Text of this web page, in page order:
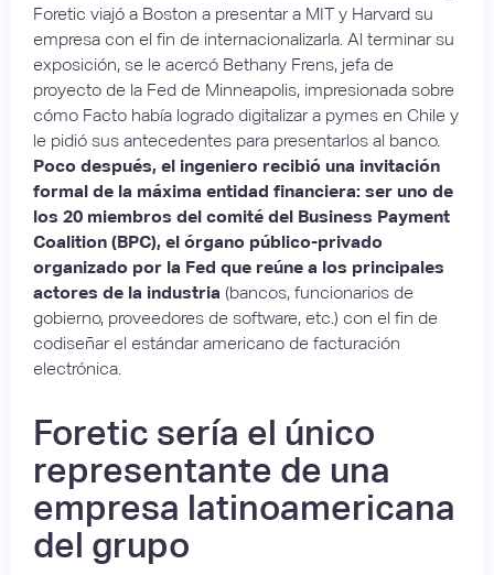
Foretic viajó a Boston a presentar a MIT y Harvard su
empresa con el fin de internacionalizarla. Al terminar su
exposición, se le acercó Bethany Frens, jefa de
proyecto de la Fed de Minneapolis, impresionada sobre
cómo Facto había logrado digitalizar a pymes en Chile y
le pidió sus antecedentes para presentarlos al banco.
Poco después, el ingeniero recibió una invitación
formal de la máxima entidad financiera: ser uno de
los 20 miembros del comité del Business Payment
Coalition (BPC), el órgano público-privado
organizado por la Fed que reúne a los principales
actores de la industria (bancos, funcionarios de
gobierno, proveedores de software, etc.) con el fin de
codiseñar el estándar americano de facturación
electrónica.
Foretic sería el único
representante de una
empresa latinoamericana
del grupo